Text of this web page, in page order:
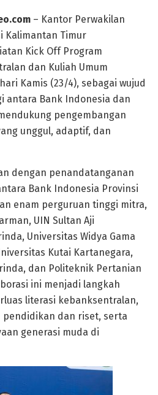
– Kantor Perwakilan
Kalimantan Timur
Kick Off Program
dan Kuliah Umum
Kamis (23/4), sebagai wujud
antara Bank Indonesia dan
pengembangan
unggul, adaptif, dan
dengan penandatanganan
Bank Indonesia Provinsi
enam perguruan tinggi mitra,
UIN Sultan Aji
Universitas Widya Gama
Kutai Kartanegara,
dan Politeknik Pertanian
ini menjadi langkah
literasi kebanksentralan,
pendidikan dan riset, serta
generasi muda di